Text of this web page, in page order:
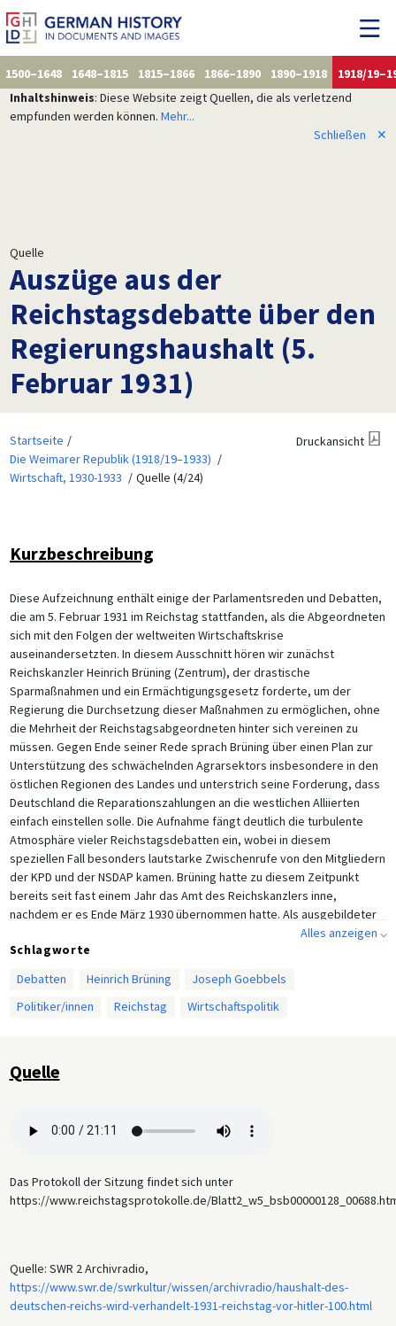
1500–1648 1648–1815 1815–1866 1866–1890 1890–1918
1918/
Inhaltshinweis: Diese Website zeigt Quellen, die als verletzend
empfunden werden können. Mehr...
Schließen
✕
Quelle
Auszüge aus der
Reichstagsdebatte über den
Regierungshaushalt (5.
Februar 1931)
Startseite
Die Weimarer Republik (1918/19–1933)
Wirtschaft, 1930-1933
Quelle (4/24)
Druckansicht
Kurzbeschreibung
Diese Aufzeichnung enthält einige der Parlamentsreden und Debatten,
die am 5. Februar 1931 im Reichstag stattfanden, als die Abgeordneten
sich mit den Folgen der weltweiten Wirtschaftskrise
auseinandersetzten. In diesem Ausschnitt hören wir zunächst
Reichskanzler Heinrich Brüning (Zentrum), der drastische
Sparmaßnahmen und ein Ermächtigungsgesetz forderte, um der
Regierung die Durchsetzung dieser Maßnahmen zu ermöglichen, ohne
die Mehrheit der Reichstagsabgeordneten hinter sich vereinen zu
müssen. Gegen Ende seiner Rede sprach Brüning über einen Plan zur
Unterstützung des schwächelnden Agrarsektors insbesondere in den
östlichen Regionen des Landes und unterstrich seine Forderung, dass
Deutschland die Reparationszahlungen an die westlichen Alliierten
einfach einstellen solle. Die Aufnahme fängt deutlich die turbulente
Atmosphäre vieler Reichstagsdebatten ein, wobei in diesem
speziellen Fall besonders lautstarke Zwischenrufe von den Mitgliedern
der KPD und der NSDAP kamen. Brüning hatte zu diesem Zeitpunkt
bereits seit fast einem Jahr das Amt des Reichskanzlers inne,
nachdem er es Ende März 1930 übernommen hatte. Als ausgebildeter
Ökonom sah Brüning Haushaltskürzungen und Deflation als Schlüssel
zur Wiederbelebung der Wirtschaft, doch um diese äußerst
durchzusetzen, musste er sich auf die von Präsident Hindenburg
erlassenen Notverordnungen stützen.
Fraktion, die zu dieser Zeit die zweitgrößte Anzahl an Sitzen im
Arbeiterschaft verantwortlich. Trotz seiner Verachtung für die
parlamentarische Tribüne eifrig nutzten, um ihre Breitseiten gegen die
Regierung und die Republik insgesamt abzufeuern. Mitte der 1920er
zunächst nur kurze Passagen aufzeichnen und speichern. Bis 1930
hatte sich die Technologie jedoch so weit entwickelt, dass längere
Abschnitte, wie die hier zu hörenden, gespeichert werden konnten,
wenn auch noch keine Reden in ihrer Gesamtheit.
Alles anzeigen ⌵
Schlagworte
Debatten
Heinrich Brüning
Joseph Goebbels
Politiker/innen
Reichstag Wirtschaftspolitik
Quelle
Das Protokoll der Sitzung findet sich unter
https://www.reichstagsprotokolle.de/
Quelle: SWR 2 Archivradio,
https://www.swr.de/swrkultur/wissen/archivradio/haushalt-des-
deutschen-reichs-wird-verhandelt-1931-reichstag-vor-hitler-100.html